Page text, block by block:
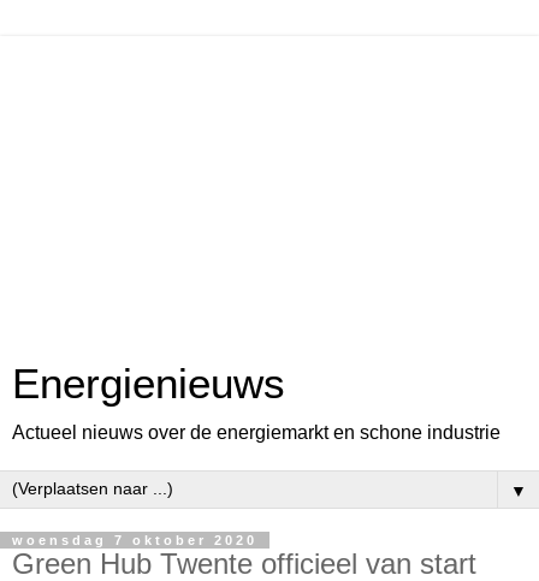
Energienieuws
Actueel nieuws over de energiemarkt en schone industrie
▼
woensdag 7 oktober 2020
Green Hub Twente officieel van start